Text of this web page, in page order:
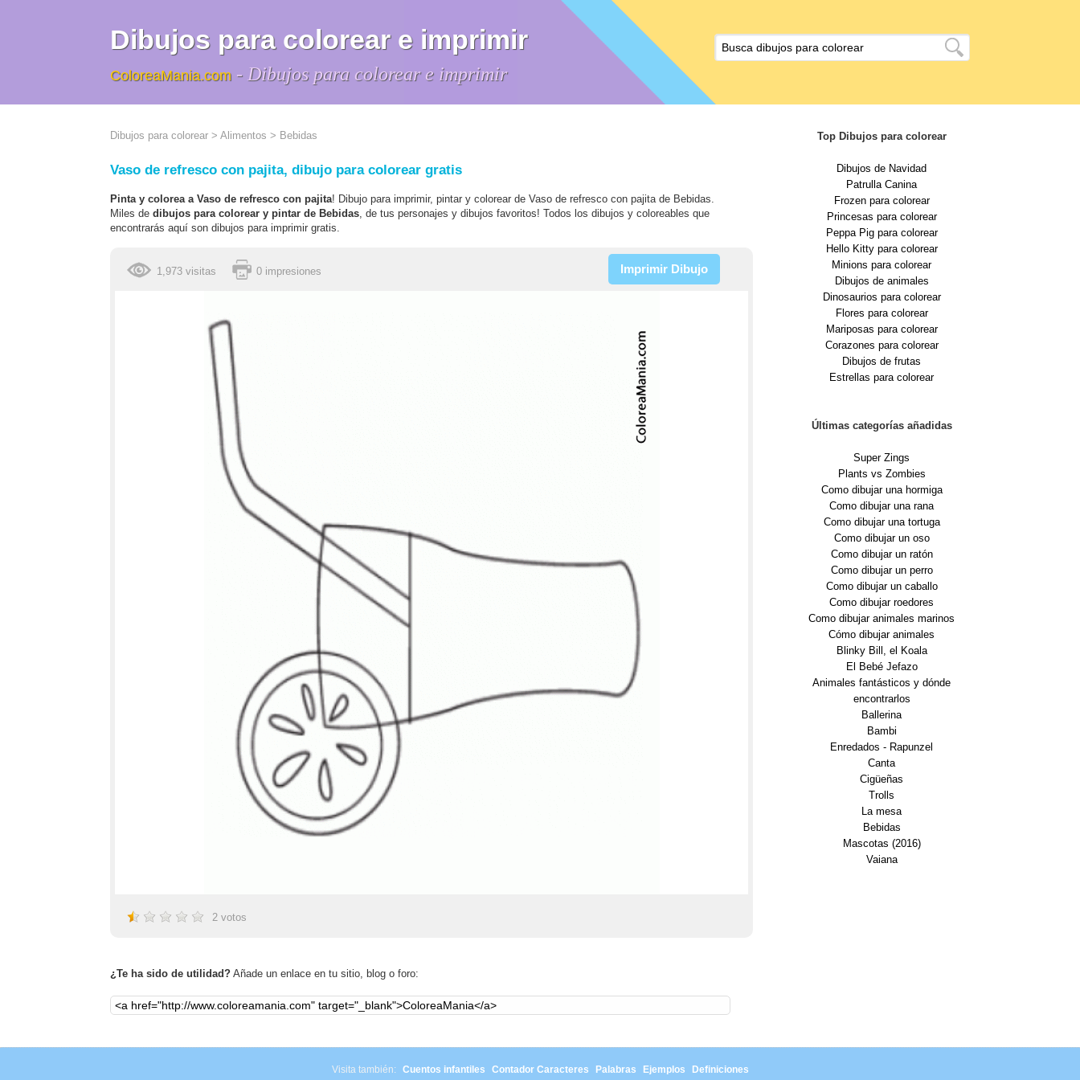
Dibujos para colorear e imprimir
ColoreaMania.com - Dibujos para colorear e imprimir
Dibujos para colorear > Alimentos > Bebidas
Vaso de refresco con pajita, dibujo para colorear gratis
Pinta y colorea a Vaso de refresco con pajita! Dibujo para imprimir, pintar y colorear de Vaso de refresco con pajita de Bebidas.
Miles de dibujos para colorear y pintar de Bebidas, de tus personajes y dibujos favoritos! Todos los dibujos y coloreables que
encontrarás aquí son dibujos para imprimir gratis.
1,973 visitas 0 impresiones Imprimir Dibujo
2 votos
¿Te ha sido de utilidad? Añade un enlace en tu sitio, blog o foro:
Top Dibujos para colorear
Dibujos de Navidad
Patrulla Canina
Frozen para colorear
Princesas para colorear
Peppa Pig para colorear
Hello Kitty para colorear
Minions para colorear
Dibujos de animales
Dinosaurios para colorear
Flores para colorear
Mariposas para colorear
Corazones para colorear
Dibujos de frutas
Estrellas para colorear
Últimas categorías añadidas
Super Zings
Plants vs Zombies
Como dibujar una hormiga
Como dibujar una rana
Como dibujar una tortuga
Como dibujar un oso
Como dibujar un ratón
Como dibujar un perro
Como dibujar un caballo
Como dibujar roedores
Como dibujar animales marinos
Cómo dibujar animales
Blinky Bill, el Koala
El Bebé Jefazo
Animales fantásticos y dónde
encontrarlos
Ballerina
Bambi
Enredados - Rapunzel
Canta
Cigüeñas
Trolls
La mesa
Bebidas
Mascotas (2016)
Vaiana
Visita también: Cuentos infantiles Contador Caracteres Palabras Ejemplos Definiciones